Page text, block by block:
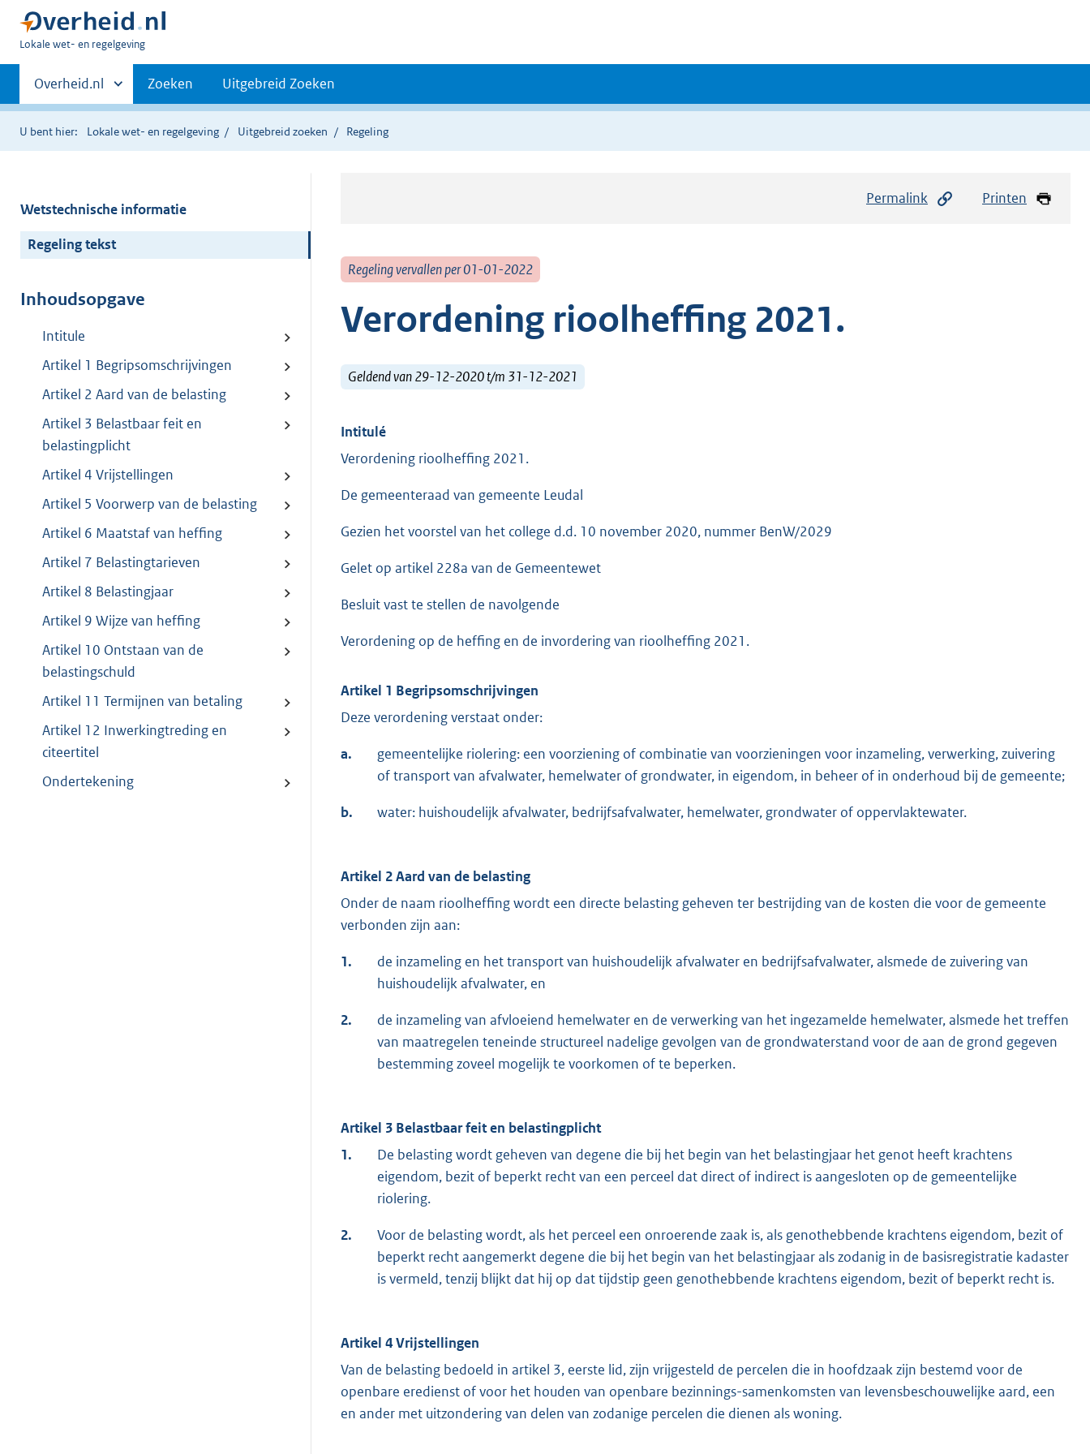
U
hier:
Lokale wet- en regelgeving
Primaire
navigatie
Andere
sites
binnen
Overheid.nl Zoeken Uitgebreid Zoeken
U bent hier: Lokale wet- en regelgeving Uitgebreid zoeken Regeling
Wetstechnische informatie
Regeling tekst
Inhoudsopgave
Intitule
Artikel 1 Begripsomschrijvingen
Artikel 2 Aard van de belasting
Artikel 3 Belastbaar feit en
belastingplicht
Artikel 4 Vrijstellingen
Artikel 5 Voorwerp van de belasting
Artikel 6 Maatstaf van heffing
Artikel 7 Belastingtarieven
Artikel 8 Belastingjaar
Artikel 9 Wijze van heffing
Artikel 10 Ontstaan van de
belastingschuld
Artikel 11 Termijnen van betaling
Artikel 12 Inwerkingtreding en
citeertitel
Ondertekening
Permalink Printen
Regeling vervallen per 01-01-2022
Verordening rioolheffing 2021.
Geldend van 29-12-2020 t/m 31-12-2021
Intitulé
Verordening rioolheffing 2021.
De gemeenteraad van gemeente Leudal
Gezien het voorstel van het college d.d. 10 november 2020, nummer BenW/2029
Gelet op artikel 228a van de Gemeentewet
Besluit vast te stellen de navolgende
Verordening op de heffing en de invordering van rioolheffing 2021.
Artikel 1 Begripsomschrijvingen
Deze verordening verstaat onder:
a.
gemeentelijke riolering: een voorziening of combinatie van voorzieningen voor inzameling, verwerking, zuivering
of transport van afvalwater, hemelwater of grondwater, in eigendom, in beheer of in onderhoud bij de gemeente;
b. water: huishoudelijk afvalwater, bedrijfsafvalwater, hemelwater, grondwater of oppervlaktewater.
Artikel 2 Aard van de belasting
Onder de naam rioolheffing wordt een directe belasting geheven ter bestrijding van de kosten die voor de gemeente
verbonden zijn aan:
1.
de inzameling en het transport van huishoudelijk afvalwater en bedrijfsafvalwater, alsmede de zuivering van
huishoudelijk afvalwater, en
2.
de inzameling van afvloeiend hemelwater en de verwerking van het ingezamelde hemelwater, alsmede het treffen
van maatregelen teneinde structureel nadelige gevolgen van de grondwaterstand voor de aan de grond gegeven
bestemming zoveel mogelijk te voorkomen of te beperken.
Artikel 3 Belastbaar feit en belastingplicht
1.
De belasting wordt geheven van degene die bij het begin van het belastingjaar het genot heeft krachtens
eigendom, bezit of beperkt recht van een perceel dat direct of indirect is aangesloten op de gemeentelijke
riolering.
2.
Voor de belasting wordt, als het perceel een onroerende zaak is, als genothebbende krachtens eigendom, bezit of
beperkt recht aangemerkt degene die bij het begin van het belastingjaar als zodanig in de basisregistratie kadaster
is vermeld, tenzij blijkt dat hij op dat tijdstip geen genothebbende krachtens eigendom, bezit of beperkt recht is.
Artikel 4 Vrijstellingen
Van de belasting bedoeld in artikel 3, eerste lid, zijn vrijgesteld de percelen die in hoofdzaak zijn bestemd voor de
openbare eredienst of voor het houden van openbare bezinnings-samenkomsten van levensbeschouwelijke aard, een
en ander met uitzondering van delen van zodanige percelen die dienen als woning.